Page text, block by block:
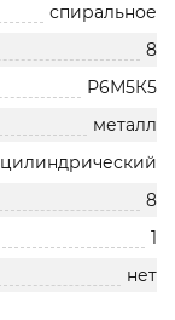
спиральное
8
Р6М5К5
металл
цилиндрический
8
1
нет